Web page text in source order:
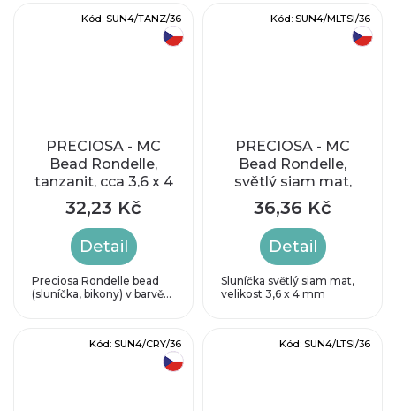
PRECIOSA - MC
Bead Rondelle,
tanzanit, cca 3,6 x 4
mm
32,23 Kč
Detail
Preciosa Rondelle bead
(sluníčka, bikony) v barvě...
Kód: SUN4/TANZ/36
PRECIOSA - MC
Bead Rondelle,
světlý siam mat,
cca 4mm
36,36 Kč
Detail
Sluníčka světlý siam mat,
velikost 3,6 x 4 mm
Kód: SUN4/MLTSI/36
Kód: SUN4/CRY/36 Kód: SUN4/LTSI/36